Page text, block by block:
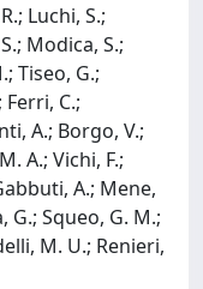
Luchi, S.;
Modica, S.;
Tiseo, G.;
C.;
A.; Borgo, V.;
A.; Vichi, F.;
A.; Mene,
G.; Squeo, G. M.;
M. U.; Renieri,